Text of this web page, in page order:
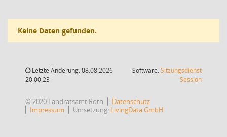
Keine Daten gefunden.
Letzte Änderung: 08.08.2026
20:00:23
Software:Sitzungsdienst
Session(Wird in
© 2020 Landratsamt Roth
Datenschutz
Impressum
Umsetzung: LivingData GmbH